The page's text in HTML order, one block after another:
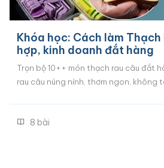
Khóa học: Cách làm Thạch
hợp, kinh doanh đắt hàng
Trọn bộ 10++ món thạch rau câu đắt
rau câu núng nính, thơm ngon, không
8 bài